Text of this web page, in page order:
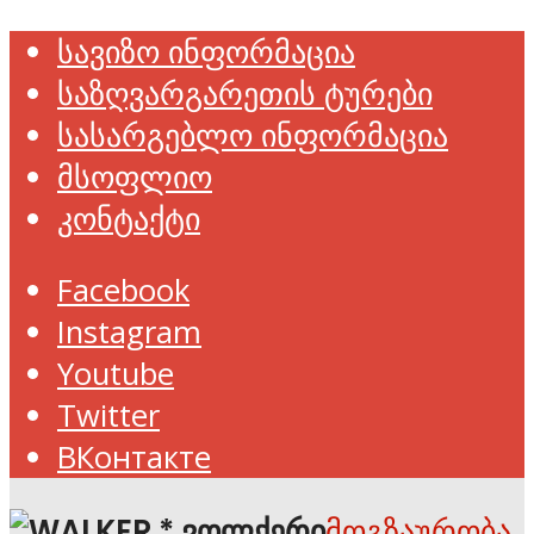
სავიზო ინფორმაცია
საზღვარგარეთის ტურები
სასარგებლო ინფორმაცია
მსოფლიო
კონტაქტი
Facebook
Instagram
Youtube
Twitter
ВКонтакте